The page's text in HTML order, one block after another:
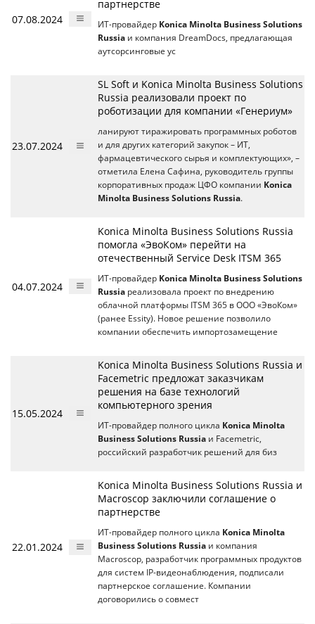
07.08.2024
партнерстве
ИТ-провайдер Konica Minolta Business Solutions
Russia и компания DreamDocs, предлагающая
аутсорсинговые ус
23.07.2024
SL Soft и Konica Minolta Business Solutions
Russia реализовали проект по
роботизации для компании «Генериум»
ланируют тиражировать программных роботов
и для других категорий закупок – ИТ,
фармацевтического сырья и комплектующих», –
отметила Елена Сафина, руководитель группы
корпоративных продаж ЦФО компании Konica
Minolta Business Solutions Russia.
04.07.2024
Konica Minolta Business Solutions Russia
помогла «ЭвоКом» перейти на
отечественный Service Desk ITSM 365
ИТ-провайдер Konica Minolta Business Solutions
Russia реализовала проект по внедрению
облачной платформы ITSM 365 в ООО «ЭвоКом»
(ранее Essity). Новое решение позволило
компании обеспечить импортозамещение
15.05.2024
Konica Minolta Business Solutions Russia и
Facemetric предложат заказчикам
решения на базе технологий
компьютерного зрения
ИТ-провайдер полного цикла Konica Minolta
Business Solutions Russia и Facemetric,
российский разработчик решений для биз
22.01.2024
Konica Minolta Business Solutions Russia и
Macroscop заключили соглашение о
партнерстве
ИТ-провайдер полного цикла Konica Minolta
Business Solutions Russia и компания
Macroscop, разработчик программных продуктов
для систем IP-видеонаблюдения, подписали
партнерское соглашение. Компании
договорились о совмест